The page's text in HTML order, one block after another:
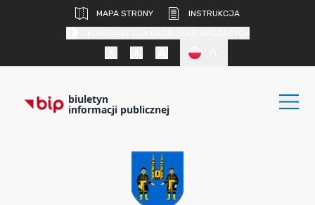
MAPA STRONY
INSTRUKCJA
biuletyn
informacji publicznej